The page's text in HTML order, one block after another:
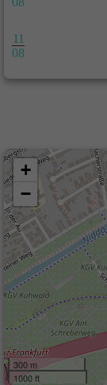
11
08
+
−
300 m
1000 ft